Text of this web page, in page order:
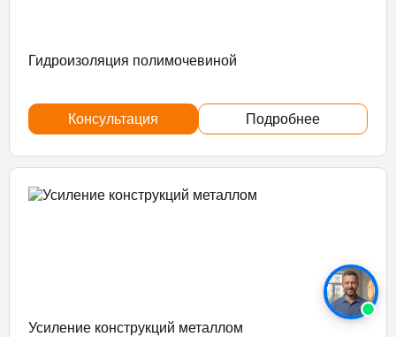
Гидроизоляция полимочевиной
Консультация Подробнее
Усиление конструкций металлом